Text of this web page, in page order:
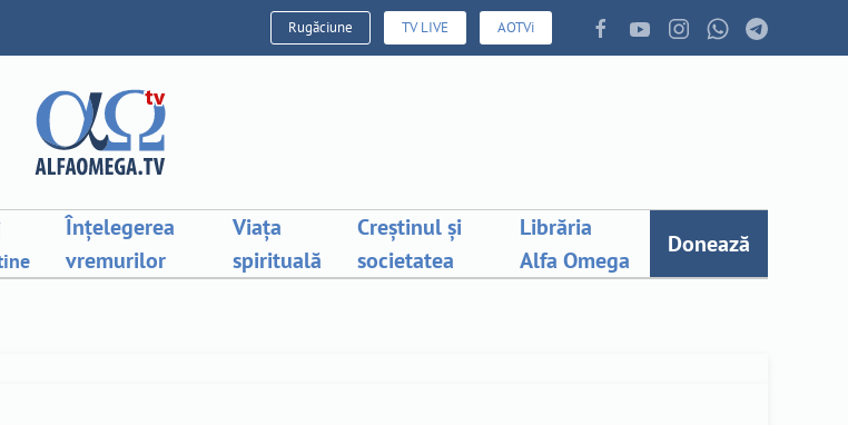
Rugăciune TV LIVE AOTVi
Înțelegerea
vremurilor
Viața
spirituală
Creștinul și
societatea
Librăria
Alfa Omega
Donează